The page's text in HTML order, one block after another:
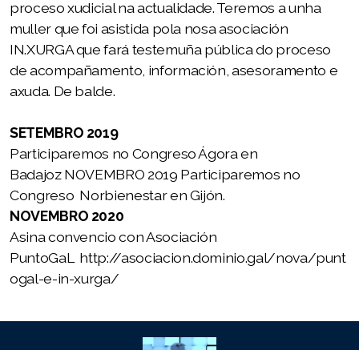
proceso xudicial na actualidade. Teremos a unha
muller que foi asistida pola nosa asociación
IN.XURGA que fará testemuña pública do proceso
de acompañamento, información, asesoramento e
axuda. De balde.
SETEMBRO 2019
Participaremos no Congreso Ágora en
Badajoz NOVEMBRO 2019 Participaremos no
Congreso Norbienestar en Gijón.
NOVEMBRO 2020
Asina convencio con Asociación
PuntoGaL http://asociacion.dominio.gal/nova/punt
ogal-e-in-xurga/